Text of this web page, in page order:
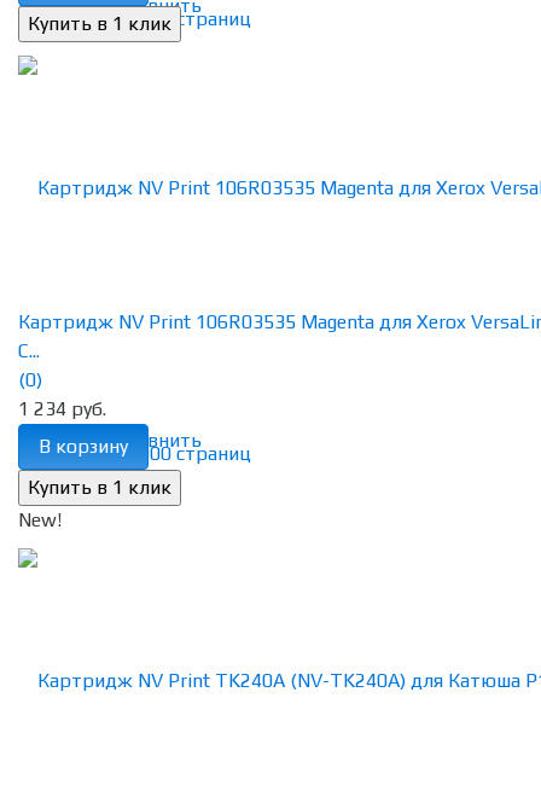
избранное сравнить
избранное сравнить
Картридж NV Print 106R03535 Magenta для Xerox
C...
(0)
1 234 руб.
В корзину
New!